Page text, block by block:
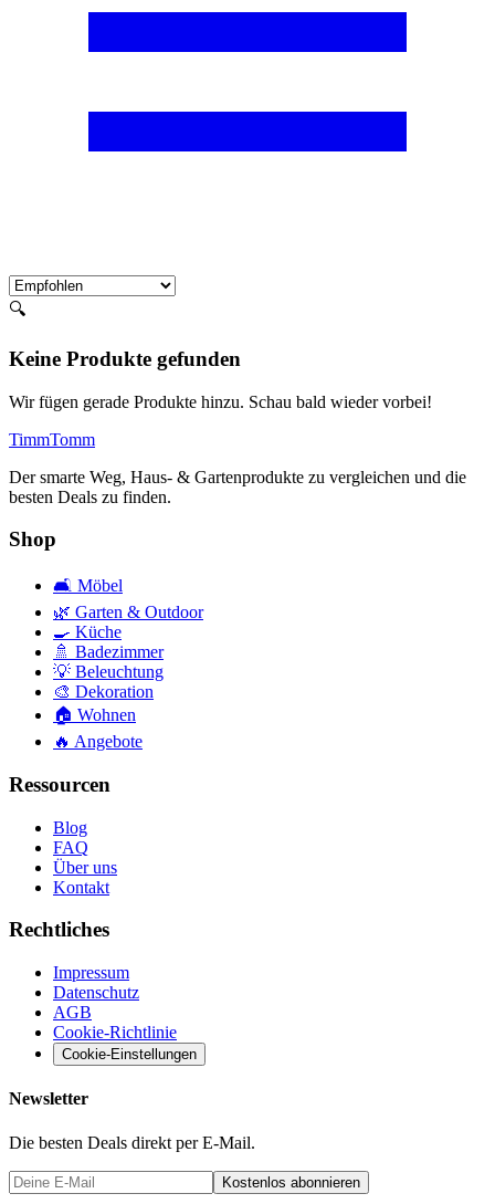
🔍
Keine Produkte gefunden
Wir fügen gerade Produkte hinzu. Schau bald wieder vorbei!
TimmTomm
Der smarte Weg, Haus- & Gartenprodukte zu vergleichen und die
besten Deals zu finden.
Shop
🛋️ Möbel
🌿 Garten & Outdoor
🍳 Küche
🚿 Badezimmer
💡 Beleuchtung
🎨 Dekoration
🏠 Wohnen
🔥 Angebote
Ressourcen
Blog
FAQ
Über uns
Kontakt
Rechtliches
Impressum
Datenschutz
AGB
Cookie-Richtlinie
Cookie-Einstellungen
Newsletter
Die besten Deals direkt per E-Mail.
Kostenlos abonnieren